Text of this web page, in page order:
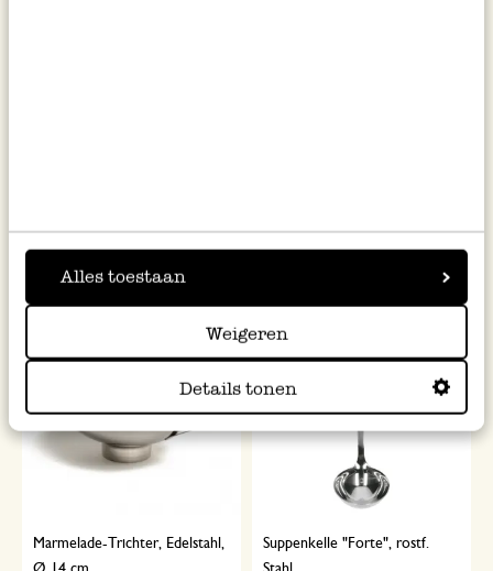
Alles toestaan
Weigeren
Details tonen
inkl. MwSt zzgl. Versandkosten inkl. MwSt zzgl. Versandkosten
Marmelade-Trichter, Edelstahl,
Suppenkelle "Forte", rostf.